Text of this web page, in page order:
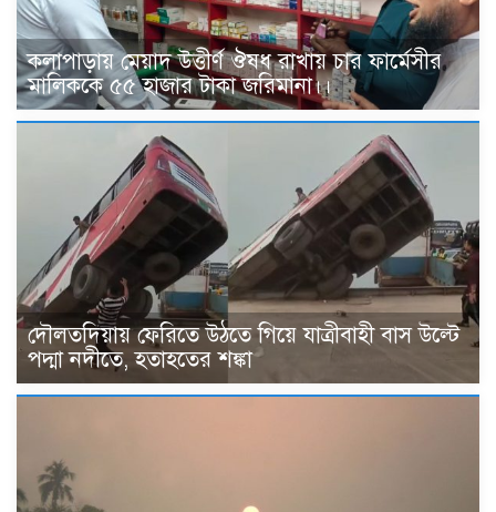
কলাপাড়ায় মেয়াদ উত্তীর্ণ ঔষধ রাখায় চার ফার্মেসীর
মালিককে ৫৫ হাজার টাকা জরিমানা।।
দৌলতদিয়ায় ফেরিতে উঠতে গিয়ে যাত্রীবাহী বাস উল্টে
পদ্মা নদীতে, হতাহতের শঙ্কা